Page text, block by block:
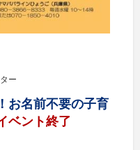
ー
お名前不要の子育
ベント終了